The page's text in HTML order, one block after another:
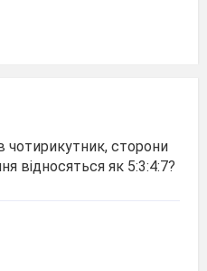
сторони
відносяться як 5:3:4:7?